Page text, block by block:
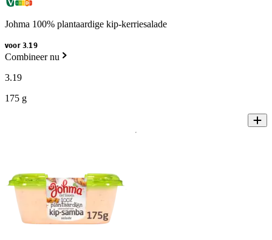
Johma 100% plantaardige kip-kerriesalade
voor 3.19
Combineer nu
3.19
175 g